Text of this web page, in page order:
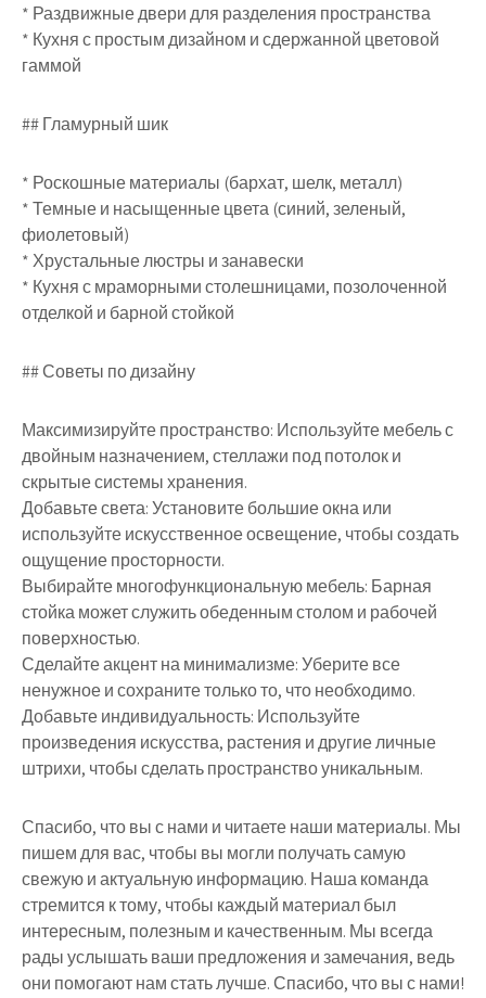
* Раздвижные двери для разделения пространства
* Кухня с простым дизайном и сдержанной цветовой
гаммой
## Гламурный шик
* Роскошные материалы (бархат, шелк, металл)
* Темные и насыщенные цвета (синий, зеленый,
фиолетовый)
* Хрустальные люстры и занавески
* Кухня с мраморными столешницами, позолоченной
отделкой и барной стойкой
## Советы по дизайну
Максимизируйте пространство: Используйте мебель с
двойным назначением, стеллажи под потолок и
скрытые системы хранения.
Добавьте света: Установите большие окна или
используйте искусственное освещение, чтобы создать
ощущение просторности.
Выбирайте многофункциональную мебель: Барная
стойка может служить обеденным столом и рабочей
поверхностью.
Сделайте акцент на минимализме: Уберите все
ненужное и сохраните только то, что необходимо.
Добавьте индивидуальность: Используйте
произведения искусства, растения и другие личные
штрихи, чтобы сделать пространство уникальным.
Спасибо, что вы с нами и читаете наши материалы. Мы
пишем для вас, чтобы вы могли получать самую
свежую и актуальную информацию. Наша команда
стремится к тому, чтобы каждый материал был
интересным, полезным и качественным. Мы всегда
рады услышать ваши предложения и замечания, ведь
они помогают нам стать лучше. Спасибо, что вы с нами!